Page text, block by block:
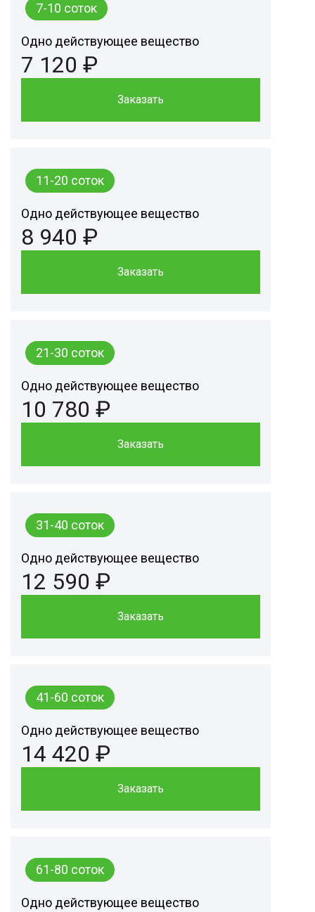
7-10 соток
Одно действующее вещество
7 120 ₽
Заказать
11-20 соток
Одно действующее вещество
8 940 ₽
Заказать
21-30 соток
Одно действующее вещество
10 780 ₽
Заказать
31-40 соток
Одно действующее вещество
12 590 ₽
Заказать
41-60 соток
Одно действующее вещество
14 420 ₽
Заказать
61-80 соток
Одно действующее вещество